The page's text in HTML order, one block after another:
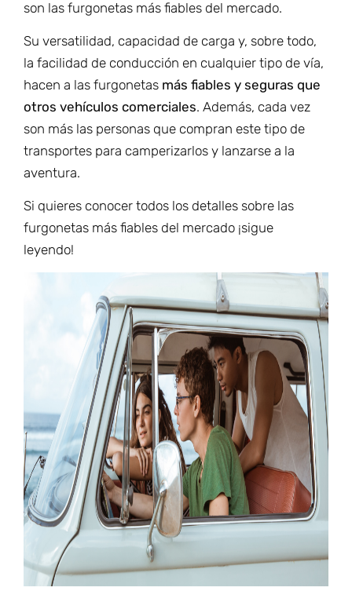
son las furgonetas más fiables del mercado.
Su versatilidad, capacidad de carga y, sobre todo,
la facilidad de conducción en cualquier tipo de vía,
hacen a las furgonetas más fiables y seguras que
otros vehículos comerciales. Además, cada vez
son más las personas que compran este tipo de
transportes para camperizarlos y lanzarse a la
aventura.
Si quieres conocer todos los detalles sobre las
furgonetas más fiables del mercado ¡sigue
leyendo!